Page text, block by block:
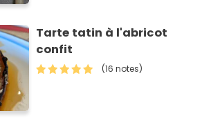
Tarte tatin à l'abricot
confit
(16 notes)